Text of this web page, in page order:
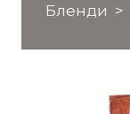
Бленди